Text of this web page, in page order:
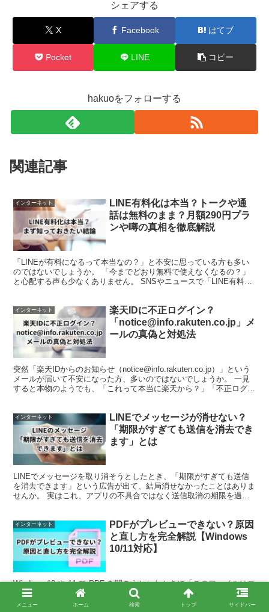
シェアする
X Facebook はてブ
Pocket LINE コピー
hakuoをフォローする
関連記事
インターネット
LINE有料化は本当？トークや通
話は無料のまま？月額290円プラ
ンや噂の真相を徹底解説
「LINEが有料になるって本当なの？」と不安に思っている方も多い
のではないでしょうか。 「今までどおり無料で使えなくなるの？」
と心配する声も少なくありません。 SNSやニュースで「LINE有料
インターネット
楽天IDに不正ログイン？
「notice@info.rakuten.co.jp」メ
ールの真偽と対処法
突然「楽天IDからのお知らせ（notice@info.rakuten.co.jp）」という
メールが届いて不安になった方、多いのではないでしょうか。 一見
すると本物のようでも、「これって本当に楽天から？」「不正ログイ
インターネット
LINEでメッセージが消せない？
「期限がすぎても送信を消去でき
ます」とは
LINEでメッセージを取り消そうとしたとき、「期限がすぎても送信
を消去できます」という広告が出て、結局消せなかったことはありま
せんか。 実はこれ、アプリの不具合ではなく送信取消の期限を過ぎ
インターネット
PDFがプレビューできない？原因
と直し方を完全解説【Windows
10/11対応】
Windows 10 や 11 で PDF を開こうとしたときに「このファイルはコ
ンピューターに問題を起こす可能性があります」と警告が出てプレビ
ューできない──そんな経験はありませんか。 実はこの症状、PDF自
メニュー ホーム 検索 トップ サイドバー